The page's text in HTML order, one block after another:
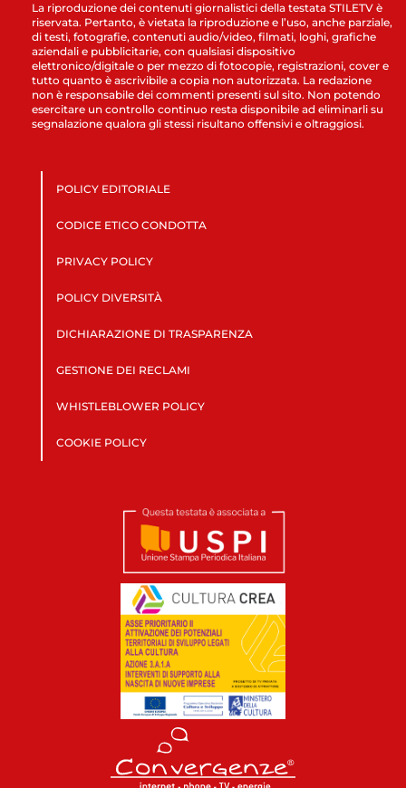
La riproduzione dei contenuti giornalistici della testata STILETV è
riservata. Pertanto, è vietata la riproduzione e l’uso, anche parziale,
di testi, fotografie, contenuti audio/video, filmati, loghi, grafiche
aziendali e pubblicitarie, con qualsiasi dispositivo
elettronico/digitale o per mezzo di fotocopie, registrazioni, cover e
tutto quanto è ascrivibile a copia non autorizzata. La redazione
non è responsabile dei commenti presenti sul sito. Non potendo
esercitare un controllo continuo resta disponibile ad eliminarli su
segnalazione qualora gli stessi risultano offensivi e oltraggiosi.
POLICY EDITORIALE
CODICE ETICO CONDOTTA
PRIVACY POLICY
POLICY DIVERSITÀ
DICHIARAZIONE DI TRASPARENZA
GESTIONE DEI RECLAMI
WHISTLEBLOWER POLICY
COOKIE POLICY